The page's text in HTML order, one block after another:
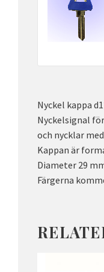
Nyckel kappa
Nyckelsignal
och nycklar
Kappan är
Diameter 29
Färgerna